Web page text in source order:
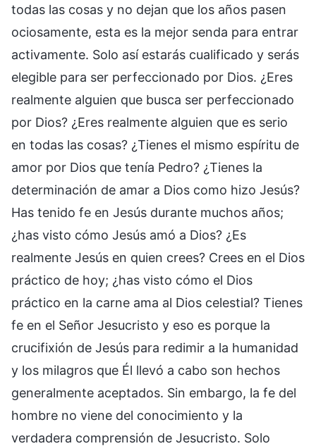
todas las cosas y no dejan que los años pasen
ociosamente, esta es la mejor senda para entrar
activamente. Solo así estarás cualificado y serás
elegible para ser perfeccionado por Dios. ¿Eres
realmente alguien que busca ser perfeccionado
por Dios? ¿Eres realmente alguien que es serio
en todas las cosas? ¿Tienes el mismo espíritu de
amor por Dios que tenía Pedro? ¿Tienes la
determinación de amar a Dios como hizo Jesús?
Has tenido fe en Jesús durante muchos años;
¿has visto cómo Jesús amó a Dios? ¿Es
realmente Jesús en quien crees? Crees en el Dios
práctico de hoy; ¿has visto cómo el Dios
práctico en la carne ama al Dios celestial? Tienes
fe en el Señor Jesucristo y eso es porque la
crucifixión de Jesús para redimir a la humanidad
y los milagros que Él llevó a cabo son hechos
generalmente aceptados. Sin embargo, la fe del
hombre no viene del conocimiento y la
verdadera comprensión de Jesucristo. Solo